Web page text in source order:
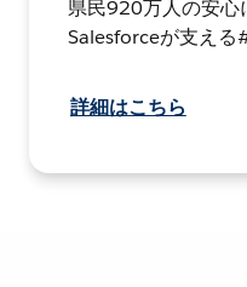
県民920万人の安
Salesforceが支える
詳細はこちら